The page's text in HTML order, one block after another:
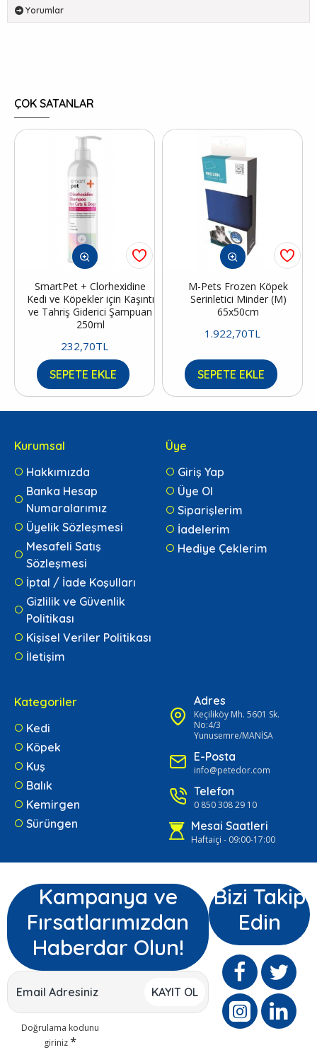
Yorumlar
ÇOK SATANLAR
SmartPet + Clorhexidine
Kedi ve Köpekler için Kaşıntı
ve Tahriş Giderici Şampuan
250ml
232,70TL
SEPETE EKLE
M-Pets Frozen Köpek
Serinletici Minder (M)
65x50cm
1.922,70TL
SEPETE EKLE
Kurumsal
Hakkımızda
Banka Hesap
Numaralarımız
Üyelik Sözleşmesi
Mesafeli Satış
Sözleşmesi
İptal / İade Koşulları
Gizlilik ve Güvenlik
Politikası
Kişisel Veriler Politikası
İletişim
Üye
Giriş Yap
Üye Ol
Siparişlerim
İadelerim
Hediye Çeklerim
Kategoriler
Kedi
Köpek
Kuş
Balık
Kemirgen
Sürüngen
Adres
Keçiliköy Mh. 5601 Sk.
No:4/3
Yunusemre/MANİSA
E-Posta
info@petedor.com
Telefon
0 850 308 29 10
Mesai Saatleri
Haftaiçi - 09:00-17:00
Kampanya ve
Fırsatlarımızdan
Haberdar Olun!
KAYIT OL
Doğrulama kodunu
giriniz
Bizi Takip
Edin